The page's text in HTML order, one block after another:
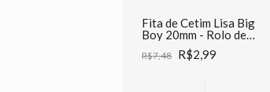
Fita de Cetim Lisa Big
Boy 20mm - Rolo de
22metros
R$7,48 R$2,99